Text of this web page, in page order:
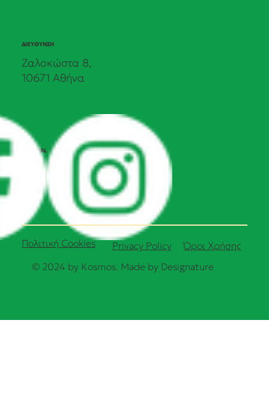
ΔΙΕΥΘΥΝΣΗ
Ζαλοκώστα 8,
10671 Αθήνα
SOCIAL
© 2024 by Kosmos. Made by Designature
Πολιτική Cookies Όροι Χρήσης
Privacy Policy